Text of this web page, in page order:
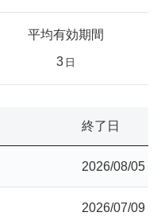
平均有効期間
3 日
終了日
2026/08/05
2026/07/09